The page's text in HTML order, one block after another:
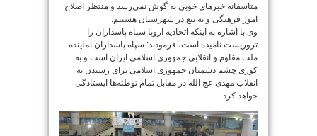
متاسفانه خبرهای خوبی به گوش نمی‌رسد و منتظر اصلاح
امور فرهنگی و به تبع در شهرستان هستیم.
وی با اشاره به اینکه اتحادیه اروپا سپاه پاسداران را
تروریست نامیده است، فرمودند: سپاه پاسداران نماینده
ملت مقاوم و انقلابی جمهوری اسلامی ایران است و به
کوری چشم دشمنان جمهوری اسلامی برای رسیدن به
انقلاب مهدی عج الله در مقابل تمام توطئه‌ها ایستادگی
خواهد کرد.